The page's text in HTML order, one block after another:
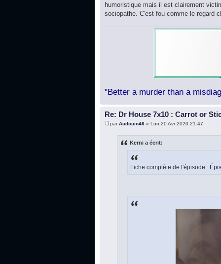
humoristique mais il est clairement
sociopathe. C'est fou comme le regard
"Better a murder than a
Re: Dr House 7x10 : Carrot or
parAudouin46 » Lun 20 Avr 2020 21:47
Kerni a écrit:
Fiche complète de l'épisode :